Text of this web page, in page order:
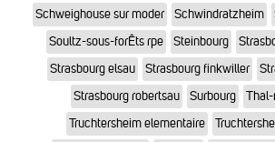
Schweighouse sur moder
Schwindratzheim
Soultz-sous-forÊts rpe
Steinbourg
Strasbourg elsau
Strasbourg finkwiller
Strasbourg robertsau
Surbourg
Truchtersheim elementaire